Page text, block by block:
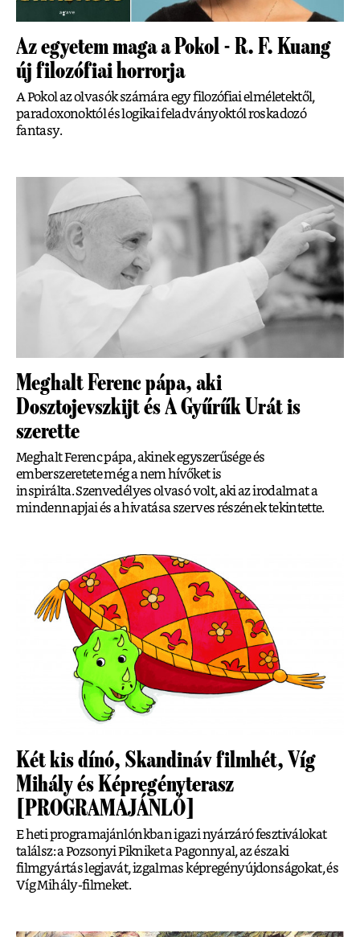
Az egyetem maga a Pokol - R. F. Kuang
új filozófiai horrorja
A Pokol az olvasók számára egy filozófiai elméletektől,
paradoxonoktól és logikai feladványoktól roskadozó
fantasy.
Meghalt Ferenc pápa, aki
Dosztojevszkijt és A Gyűrűk Urát is
szerette
Meghalt Ferenc pápa, akinek egyszerűsége és
emberszeretete még a nem hívőket is
inspirálta. Szenvedélyes olvasó volt, aki az irodalmat a
mindennapjai és a hivatása szerves részének tekintette.
Két kis dínó, Skandináv filmhét, Víg
Mihály és Képregényterasz
[PROGRAMAJÁNLÓ]
E heti programajánlónkban igazi nyárzáró fesztiválokat
találsz: a Pozsonyi Pikniket a Pagonnyal, az északi
filmgyártás legjavát, izgalmas képregényújdonságokat, és
Víg Mihály-filmeket.